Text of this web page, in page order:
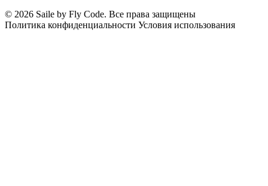
© 2026 Saile by Fly Code. Все права защищены
Политика конфиденциальности Условия использования